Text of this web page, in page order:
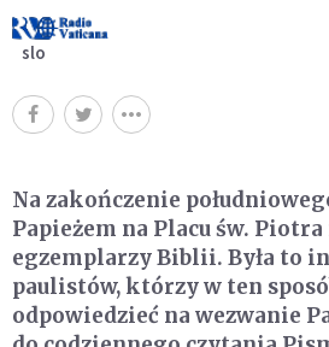
slo
Na zakończenie
Papieżem na Placu św.
egzemplarzy Biblii. Była to
paulistów, którzy w ten
odpowiedzieć na wezwanie